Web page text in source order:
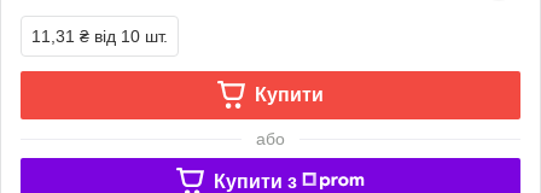
11,31 ₴ від 10 шт.
Купити
або
Купити з